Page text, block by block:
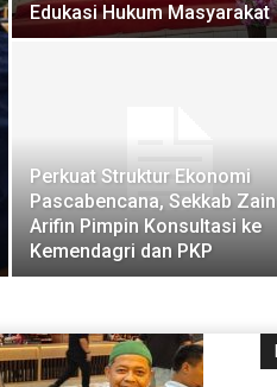
Edukasi Hukum Masyarakat
Perkuat Struktur Ekonomi
Pascabencana, Sekkab
Arifin Pimpin Konsultasi ke
Kemendagri dan PKP